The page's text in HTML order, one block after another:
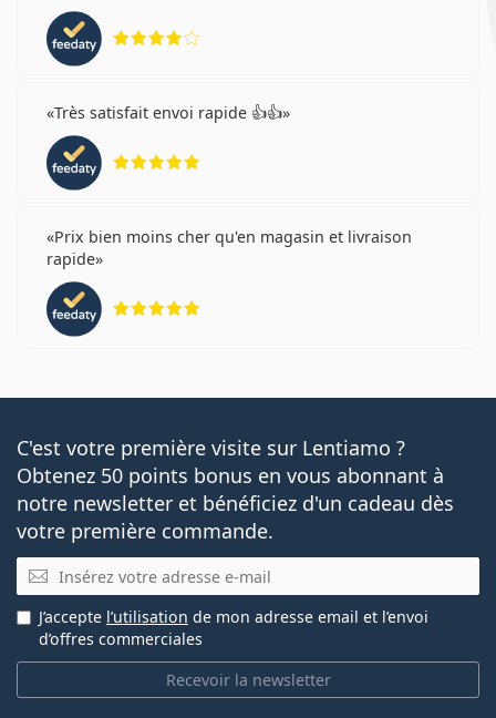
Très satisfait envoi rapide 👍👍
Prix bien moins cher qu'en magasin et livraison
rapide
C'est votre première visite sur Lentiamo ?
Obtenez 50 points bonus en vous abonnant à
notre newsletter et bénéficiez d'un cadeau dès
votre première commande.
E-mail
Recevoir la newsletter
J’accepte l’utilisation de mon adresse email et l’envoi
d’offres commerciales